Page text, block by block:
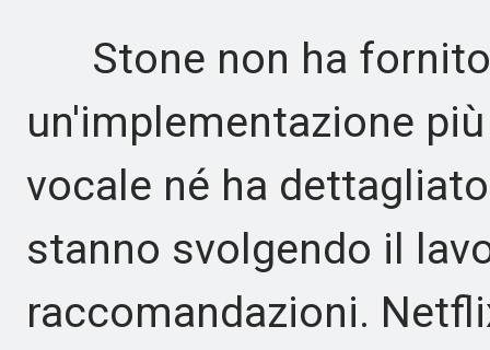
Stone non ha fornito
un'implementazione
vocale né ha
stanno svolgendo il
raccomandazioni.